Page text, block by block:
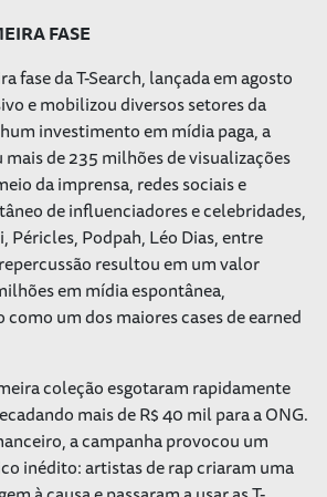
FASE
fase da T-Search, lançada em agosto
e mobilizou diversos setores da
investimento em mídia paga, a
de 235 milhões de visualizações
da imprensa, redes sociais e
de influenciadores e celebridades,
Péricles, Podpah, Léo Dias, entre
resultou em um valor
em mídia espontânea,
um dos maiores cases de earned
coleção esgotaram rapidamente
mais de R$ 40 mil para a ONG.
a campanha provocou um
inédito: artistas de rap criaram uma